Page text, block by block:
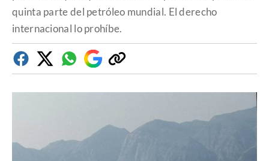
quinta parte del petróleo mundial. El derecho
internacional lo prohíbe.
FacebookTwitterWhatsapp
Google
Discover
Copiar
enlace